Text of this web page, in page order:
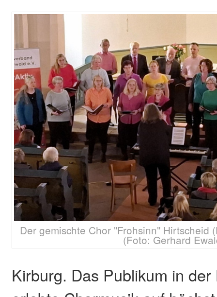
Der gemischte Chor "Frohsinn" Hirtscheid
(Foto: Gerhard
Kirburg. Das Publikum in